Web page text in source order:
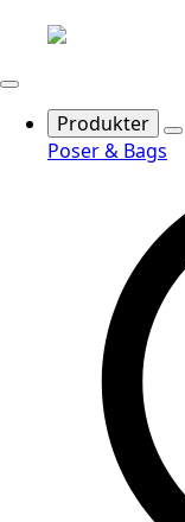
Produkter
Poser & Bags